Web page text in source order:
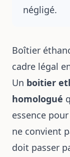
négligé.
Boîtier
cadre légal
Un boitier
homologué
essence
ne convient
doit passer